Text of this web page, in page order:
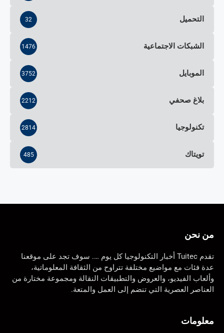
التحميل 32
الشبكات الاجتماعية 1476
الموبايل 3752
بلاغ صحفي 2212
تكنولوجيا 2814
تويتاك 485
من نحن
تقدم Tuitec أخبار التكنولوجيا كل يوم …. سوف تجد على موقعنا
عدة فئات مع مواضيع مختلفة تتراوح من الثقافة المعلوماتية،
وألعاب الفيديو، والعروض والتطبيقات النقالة ومجموعة مختارة من
العناصر العصرية التي تنضم إلى العمل والمتعة.
معلومات